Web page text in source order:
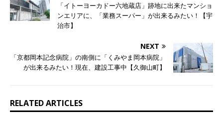
「イトーヨーカドー六地蔵店」跡地に出来たマンショ
ンエリアに、「業務スーパー」が出来るみたい！【宇
治市】
NEXT
「京都岡本記念病院」の南側に「くみやま岡本病院」
が出来るみたい！現在、建設工事中【久御山町】
RELATED ARTICLES